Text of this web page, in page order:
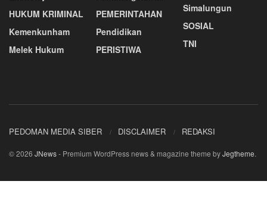
HUKUM KRIMINAL
Kemenkunham
Melek Hukum
PEMERINTAHAN
Pendidikan
PERISTIWA
Simalungun
SOSIAL
TNI
PEDOMAN MEDIA SIBER DISCLAIMER REDAKSI
© 2026 JNews- Premium WordPress news & magazine theme byJegtheme.